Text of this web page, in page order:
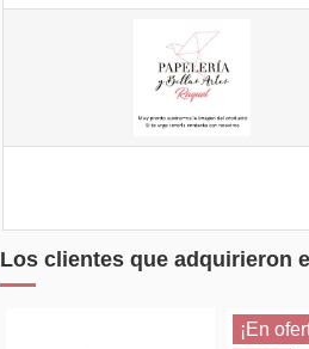
Los clientes que adquirieron
¡En